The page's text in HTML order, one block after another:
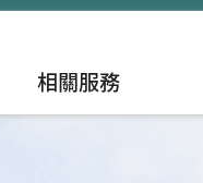
相關服務